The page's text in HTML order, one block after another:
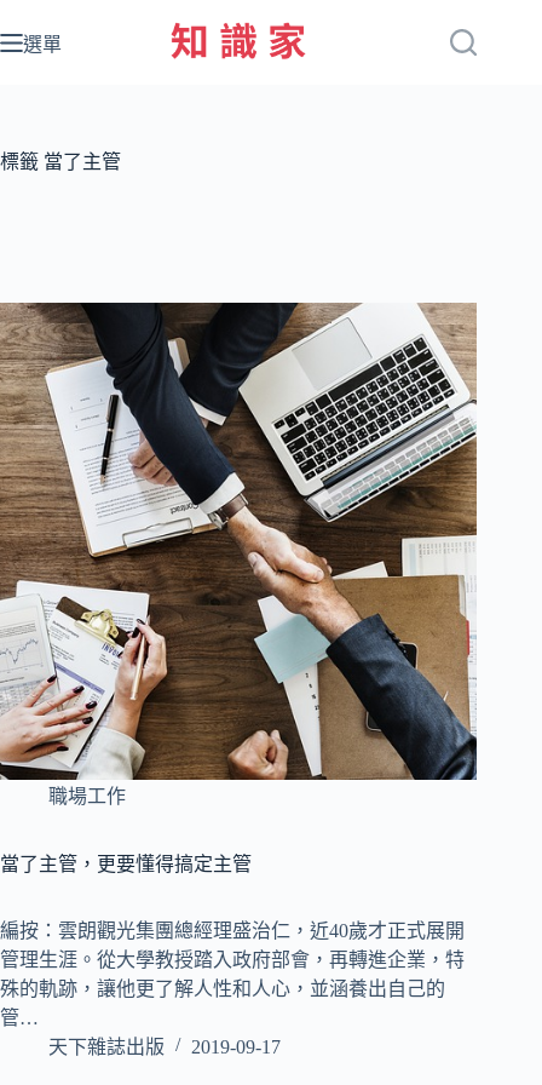
至
容
選單
標籤 當了主管
職場工作
當了主管，更要懂得搞定主管
編按：雲朗觀光集團總經理盛治仁，近40歲才正式展開
管理生涯。從大學教授踏入政府部會，再轉進企業，特
殊的軌跡，讓他更了解人性和人心，並涵養出自己的
管…
天下雜誌出版
2019-09-17